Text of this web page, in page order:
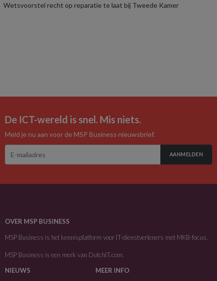
Wetsvoorstel recht op reparatie te laat bij Tweede Kamer
De ICT-wereld is snel. Mis niets.
Meld je nu aan voor de MSP Business nieuwsbrief.
AANMELDEN
OVER MSP BUSINESS
MSP Business is het kennisplatform voor IT-dienstverleners met MKB-focus.
MSP Business is een merk van DutchIT.com
NIEUWS
MEER INFO